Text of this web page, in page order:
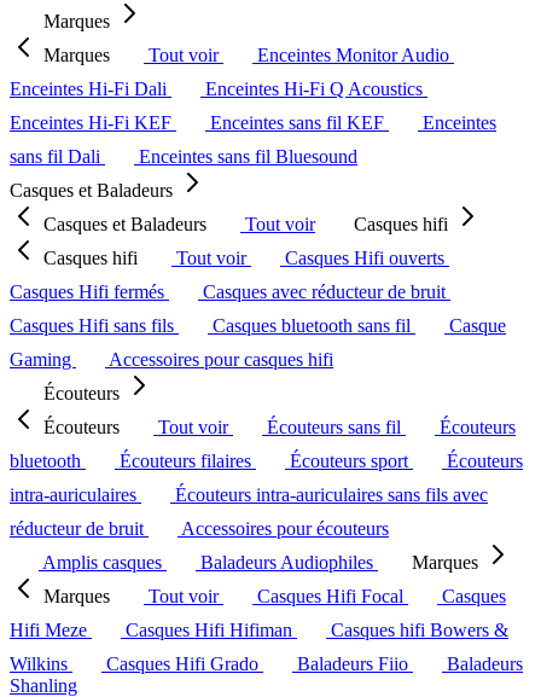
Marques
Marques
Tout voir
Enceintes Monitor Audio
Enceintes Hi-Fi Dali
Enceintes Hi-Fi Q Acoustics
Enceintes Hi-Fi KEF
Enceintes sans fil KEF
Enceintes
sans fil Dali
Enceintes sans fil Bluesound
Casques et Baladeurs
Casques et Baladeurs
Tout voir
Casques hifi
Casques hifi
Tout voir
Casques Hifi ouverts
Casques Hifi fermés
Casques avec réducteur de bruit
Casques Hifi sans fils
Casques bluetooth sans fil
Casque
Gaming
Accessoires pour casques hifi
Écouteurs
Écouteurs
Tout voir Écouteurs sans fil
Écouteurs
bluetooth
Écouteurs filaires Écouteurs sport
Écouteurs
intra-auriculaires
Écouteurs intra-auriculaires sans fils avec
réducteur de bruit
Accessoires pour écouteurs
Amplis casques
Baladeurs Audiophiles
Marques
Marques
Tout voir Casques Hifi Focal
Casques
Hifi Meze
Casques Hifi Hifiman
Casques hifi Bowers &
Wilkins
Casques Hifi Grado Baladeurs Fiio
Baladeurs
Shanling